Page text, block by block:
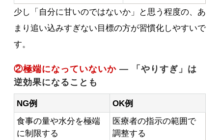
少し「自分に甘いのではないか」と思う程度の、あ
まり追い込みすぎない目標の方が習慣化しやすいで
す。
②極端になっていないか — 「やりすぎ」は
逆効果になることも
NG例
OK例
食事の量や水分を極端
に制限する
医療者の指示の範囲で
調整する